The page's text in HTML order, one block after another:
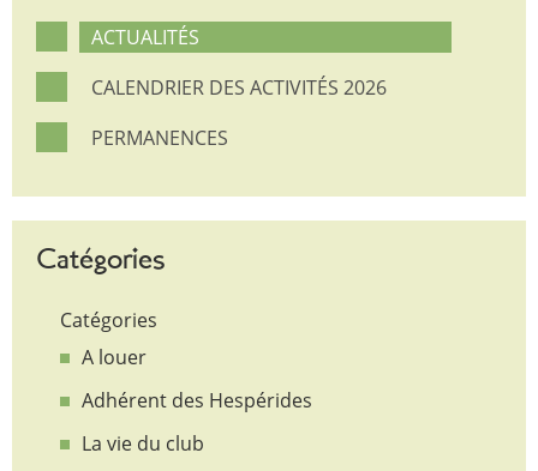
ACTUALITÉS
CALENDRIER DES ACTIVITÉS 2026
PERMANENCES
Catégories
Catégories
A louer
Adhérent des Hespérides
La vie du club